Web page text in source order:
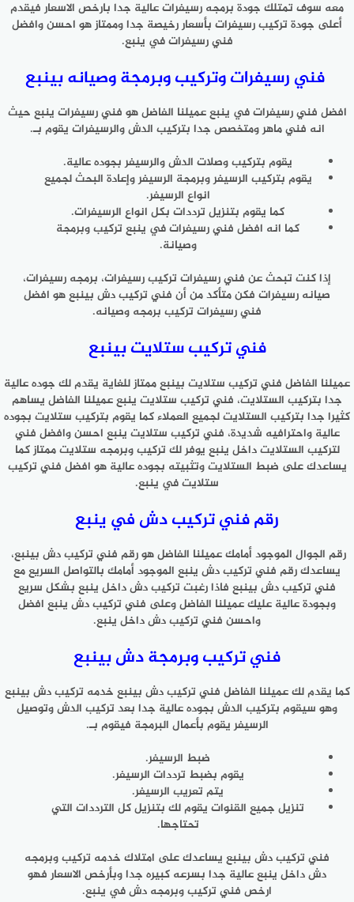
معه سوف تمتلك جودة برمجه رسيفرات عالية جدا بارخص الاسعار فيقدم
أعلى جودة تركيب رسيفرات بأسعار رخيصة جدا وممتاز هو احسن وافضل
فني رسيفرات في ينبع.
فني رسيفرات وتركيب وبرمجة وصيانه بينبع
افضل فني رسيفرات في ينبع عميلنا الفاضل هو فني رسيفرات ينبع حيث
انه فني ماهر ومتخصص جدا بتركيب الدش والرسيفرات يقوم بـ.
يقوم بتركيب وصلات الدش والرسيفر بجوده عالية.
يقوم بتركيب الرسيفر وبرمجة الرسيفر وإعادة البحث لجميع
انواع الرسيفر.
كما يقوم بتنزيل ترددات بكل انواع الرسيفرات.
كما انه افضل فني رسيفرات في ينبع تركيب وبرمجة
وصيانة.
إذا كنت تبحث عن فني رسيفرات تركيب رسيفرات، برمجه رسيفرات،
صيانه رسيفرات فكن متأكد من أن فني تركيب دش بينبع هو افضل
فني رسيفرات تركيب برمجه وصيانه.
فني تركيب ستلايت بينبع
عميلنا الفاضل فني تركيب ستلايت بينبع ممتاز للغاية يقدم لك جوده عالية
جدا بتركيب الستلايت، فني تركيب ستلايت ينبع عميلنا الفاضل يساهم
كثيرا جدا بتركيب الستلايت لجميع العملاء كما يقوم بتركيب ستلايت بجوده
عالية واحترافيه شديدة، فني تركيب ستلايت ينبع احسن وافضل فني
لتركيب الستلايت داخل ينبع يوفر لك تركيب وبرمجه ستلايت ممتاز كما
يساعدك على ضبط الستلايت وتثبيته بجوده عالية هو افضل فني تركيب
ستلايت في ينبع.
رقم فني تركيب دش في ينبع
رقم الجوال الموجود أمامك عميلنا الفاضل هو رقم فني تركيب دش بينبع،
يساعدك رقم فني تركيب دش ينبع الموجود أمامك بالتواصل السريع مع
فني تركيب دش بينبع فاذا رغبت تركيب دش داخل ينبع بشكل سريع
وبجودة عالية عليك عميلنا الفاضل وعلى فني تركيب دش ينبع افضل
واحسن فني تركيب دش داخل ينبع.
فني تركيب وبرمجة دش بينبع
كما يقدم لك عميلنا الفاضل فني تركيب دش بينبع خدمه تركيب دش بينبع
وهو سيقوم بتركيب الدش بجوده عالية جدا بعد تركيب الدش وتوصيل
الرسيفر يقوم بأعمال البرمجة فيقوم بـ.
ضبط الرسيفر.
يقوم بضبط ترددات الرسيفر.
يتم تعريب الرسيفر.
تنزيل جميع القنوات يقوم لك بتنزيل كل الترددات التي
تحتاجها.
فني تركيب دش بينبع يساعدك على امتلاك خدمه تركيب وبرمجه
دش داخل ينبع عالية جدا بسرعه كبيره جدا وبأرخص الاسعار فهو
ارخص فني تركيب وبرمجه دش في ينبع.